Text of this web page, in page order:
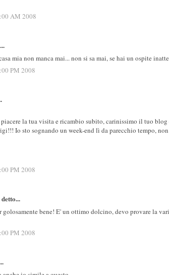
AM 2008
mia non manca mai... non si sa mai, se hai un ospite
PM 2008
la tua visita e ricambio subito, carinissimo il tuo blog
Io sto sognando un week-end lì da parecchio tempo,
PM 2008
golosamente bene! E' un ottimo dolcino, devo provare la
PM 2008